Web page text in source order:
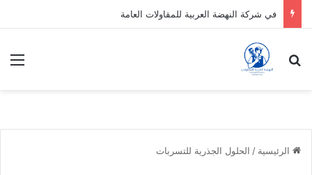
في شركة النهضة العربية للمقاولات العامة
بحث عن
الرئيسية / الحلول الجذرية للتسربات